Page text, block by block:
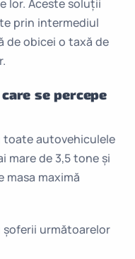
lor. Aceste soluții
prin intermediul
de obicei o taxă de
se percepe
toate autovehiculele
mare de 3,5 tone și
maximă
șoferii următoarelor